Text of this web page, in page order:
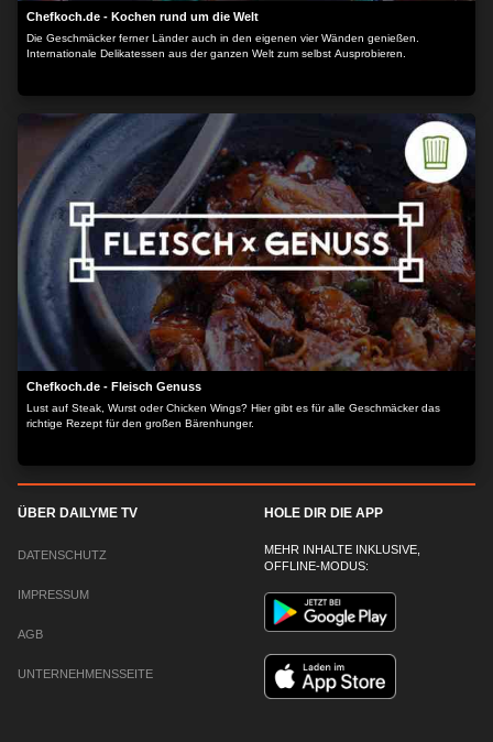
Chefkoch.de - Kochen rund um die Welt
Die Geschmäcker ferner Länder auch in den eigenen vier Wänden genießen.
Internationale Delikatessen aus der ganzen Welt zum selbst Ausprobieren.
Chefkoch.de - Fleisch Genuss
Lust auf Steak, Wurst oder Chicken Wings? Hier gibt es für alle Geschmäcker das
richtige Rezept für den großen Bärenhunger.
ÜBER DAILYME TV
DATENSCHUTZ
IMPRESSUM
AGB
UNTERNEHMENSSEITE
HOLE DIR DIE APP
MEHR INHALTE INKLUSIVE,
OFFLINE-MODUS: